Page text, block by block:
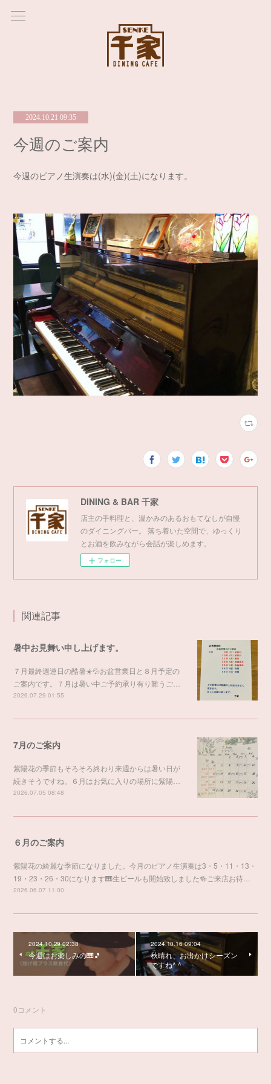
2024.10.21 09:35
今週のご案内
今週のピアノ生演奏は(水)(金)(土)になります。
DINING & BAR 千家
店主の手料理と、温かみのあるおもてなしが自慢
のダイニングバー。 落ち着いた空間で、ゆっくり
とお酒を飲みながら会話が楽しめます。
フォロー
関連記事
暑中お見舞い申し上げます。
７月最終週連日の酷暑☀️💦お盆営業日と８月予定の
ご案内です。７月は暑い中ご予約承り有り難うご…
2026.07.29 01:55
7月のご案内
紫陽花の季節もそろそろ終わり来週からは暑い日が
続きそうですね。６月はお気に入りの場所に紫陽…
2026.07.05 08:48
６月のご案内
紫陽花の綺麗な季節になりました。今月のピアノ生演奏は3・5・11・13・
19・23・26・30になります🎹生ビールも開始致しました🍻ご来店お待…
2026.06.07 11:00
2024.10.29 02:38
今週はお楽しみの🎹🎵
2024.10.16 09:04
秋晴れ、お出かけシーズン
ですね^ ^
0コメント